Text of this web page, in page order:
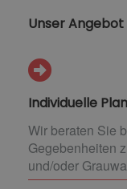
Unser Angebot
Individuelle
Wir beraten Sie
Gegebenheiten
und/oder